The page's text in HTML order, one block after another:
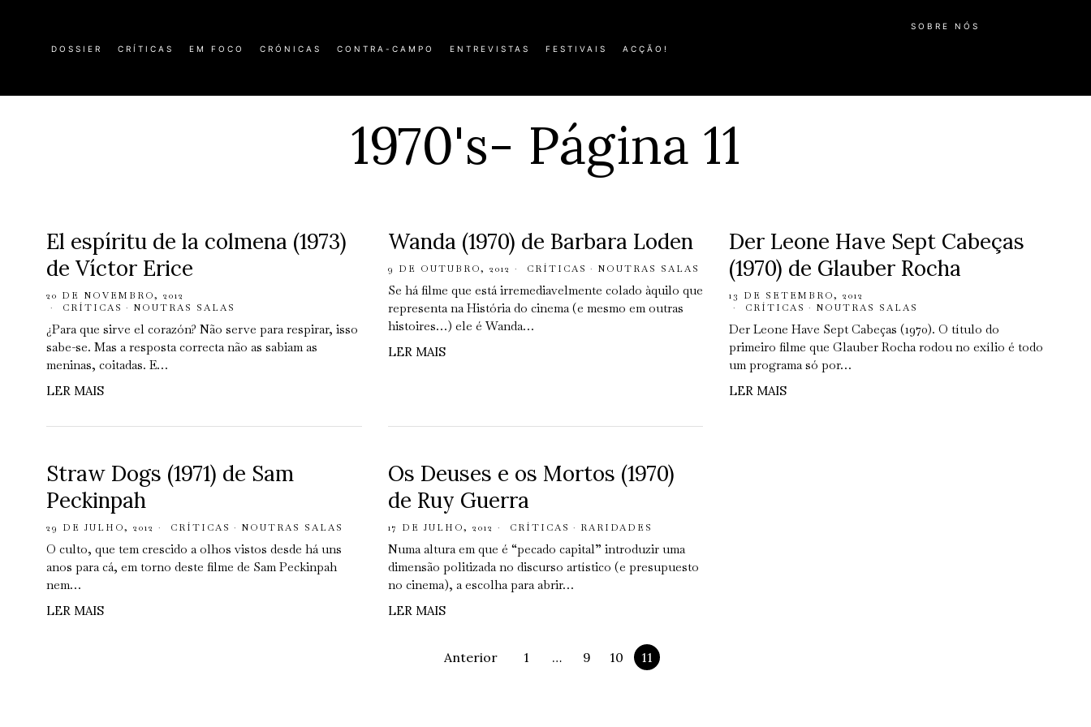
DOSSIER CRÍTICAS EM FOCO CRÓNICAS CONTRA-CAMPO ENTREVISTAS FESTIVAIS ACÇÃO!
SOBRE NÓS
1970's- Página 11
El espíritu de la colmena (1973)
de Víctor Erice
20 DE NOVEMBRO, 2012
CRÍTICAS · NOUTRAS SALAS
¿Para que sirve el corazón? Não serve para respirar, isso
sabe-se. Mas a resposta correcta não as sabiam as
meninas, coitadas. E…
LER MAIS
Wanda (1970) de Barbara Loden
9 DE OUTUBRO, 2012 CRÍTICAS · NOUTRAS SALAS
Se há filme que está irremediavelmente colado àquilo que
representa na História do cinema (e mesmo em outras
histoires…) ele é Wanda…
LER MAIS
Der Leone Have Sept Cabeças
(1970) de Glauber Rocha
13 DE SETEMBRO, 2012
CRÍTICAS · NOUTRAS SALAS
Der Leone Have Sept Cabeças (1970). O título do
primeiro filme que Glauber Rocha rodou no exílio é todo
um programa só por…
LER MAIS
Straw Dogs (1971) de Sam
Peckinpah
29 DE JULHO, 2012 CRÍTICAS · NOUTRAS SALAS
O culto, que tem crescido a olhos vistos desde há uns
anos para cá, em torno deste filme de Sam Peckinpah
nem…
LER MAIS
Os Deuses e os Mortos (1970)
de Ruy Guerra
17 DE JULHO, 2012 CRÍTICAS · RARIDADES
Numa altura em que é “pecado capital” introduzir uma
dimensão politizada no discurso artístico (e presupuesto
no cinema), a escolha para abrir…
LER MAIS
Anterior 1 … 9 10 11